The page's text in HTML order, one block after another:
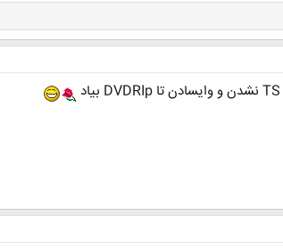
کلیک کنید تا باز شود...